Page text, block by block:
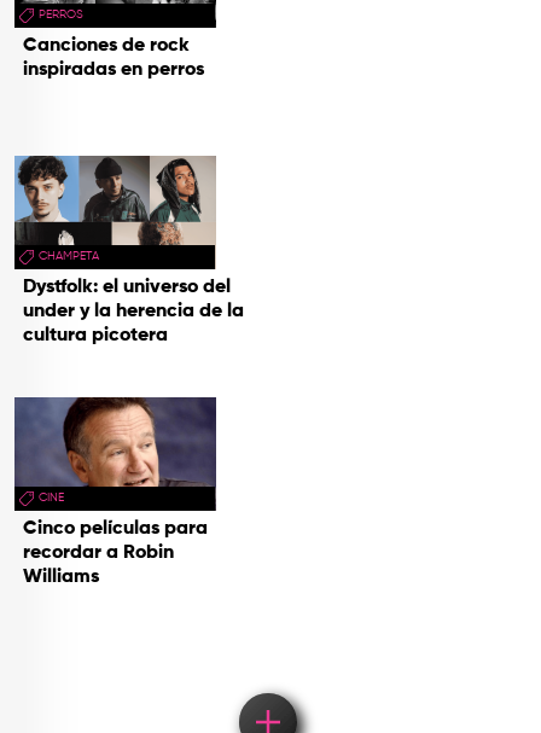
PERROS
Canciones de rock
inspiradas en perros
CHAMPETA
Dystfolk: el universo del
under y la herencia de la
cultura picotera
CINE
Cinco películas para
recordar a Robin
Williams